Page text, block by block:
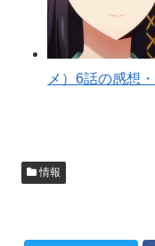
メ）6話の感想
情報